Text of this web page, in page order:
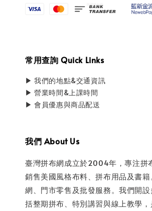
常用查詢 Quick Links
▶ 我們的地點&交通資訊
▶ 營業時間&上課時間
▶ 會員優惠與商品配送
我們 About Us
臺灣拼布網成立於2004年，專注拼
銷售美國風格布料、拼布用品及書
網、門市零售及批發服務。我們開
括整期拼布、特別講習與線上教學